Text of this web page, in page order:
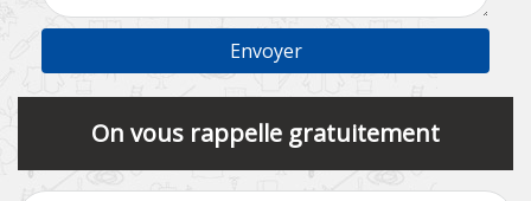
On vous rappelle gratuitement